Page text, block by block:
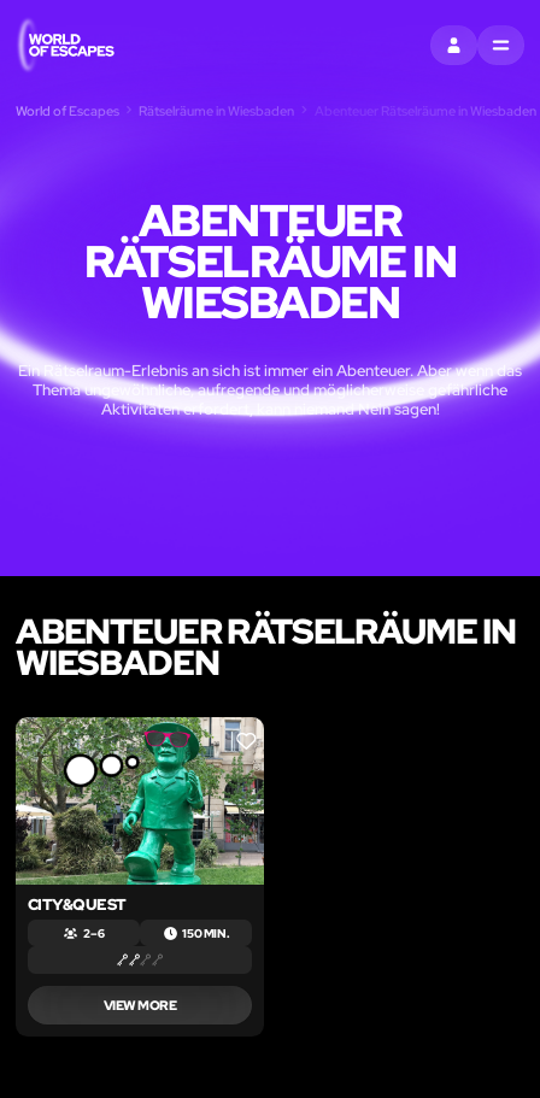
EINTRAGEN
MENU
World of Escapes Rätselräume in Wiesbaden Abenteuer Rätselräume in Wiesbaden
ABENTEUER
RÄTSELRÄUME IN
WIESBADEN
Ein Rätselraum-Erlebnis an sich ist immer ein Abenteuer. Aber wenn das
Thema ungewöhnliche, aufregende und möglicherweise gefährliche
Aktivitäten erfordert, kann niemand Nein sagen!
ABENTEUER RÄTSELRÄUME IN
WIESBADEN
LIKE
CITY&QUEST
2 – 6 150 MIN.
VIEW MORE